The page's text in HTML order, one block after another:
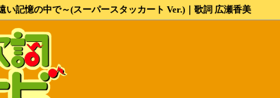
い記憶の中で～(スーパースタッカート Ver.)｜歌詞 広瀬香美